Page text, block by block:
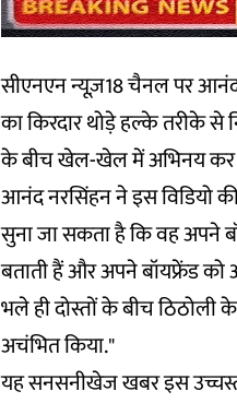
सीएनएन न्यूज़18 चैनल पर आनंद
का किरदार थोड़े हल्के तरीके से
के बीच खेल-खेल में अभिनय कर
आनंद नरसिंहन ने इस विडियो की
सुना जा सकता है कि वह अपने
बताती हैं और अपने बॉयफ्रेंड को
भले ही दोस्तों के बीच ठिठोली
अचंभित किया."
यह सनसनीखेज खबर इस